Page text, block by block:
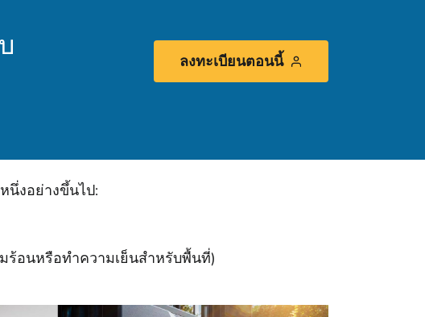
ลงทะเบียนตอนนี้
งอย่างขึ้นไป:
ร้อนหรือทําความเย็นสําหรับพื้นที่)